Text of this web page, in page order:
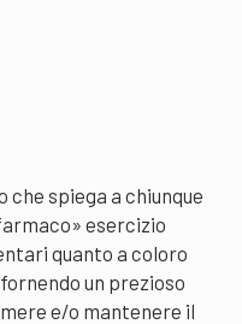
che spiega a chiunque
esercizio
quanto a coloro
un prezioso
e/o mantenere il